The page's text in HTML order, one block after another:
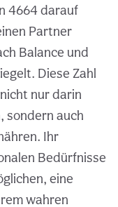
4664 darauf
Partner
Balance und
Diese Zahl
nur darin
sondern auch
Ihr
Bedürfnisse
eine
wahren